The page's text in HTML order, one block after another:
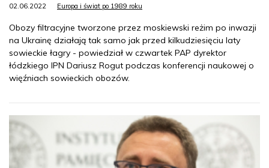
02.06.2022 Europa i świat po 1989 roku
Obozy filtracyjne tworzone przez moskiewski reżim po inwazji
na Ukrainę działają tak samo jak przed kilkudziesięciu laty
sowieckie łagry - powiedział w czwartek PAP dyrektor
łódzkiego IPN Dariusz Rogut podczas konferencji naukowej o
więźniach sowieckich obozów.